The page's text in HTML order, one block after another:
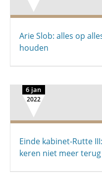
Arie Slob: alles op
houden
6 jan
2022
Einde kabinet-Rutte
keren niet meer terug